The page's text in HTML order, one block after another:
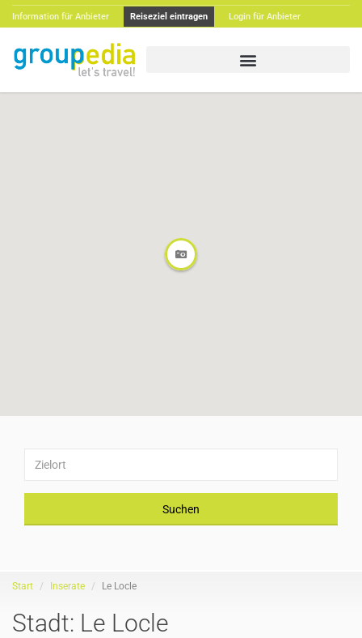
Information für Anbieter Reiseziel eintragen Login für Anbieter
Suchen
Start Inserate Le Locle
Stadt: Le Locle